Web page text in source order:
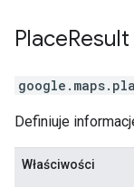
PlaceResult
Definiuje
Właściwości